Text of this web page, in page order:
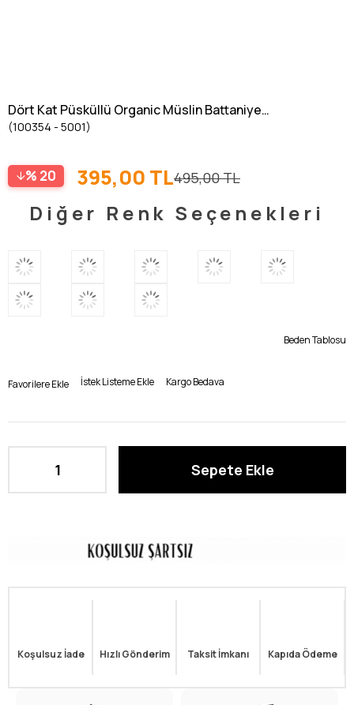
Dört Kat Püsküllü Organic Müslin Battaniye
80X120 Cm Ekru
(100354 - 5001)
20 495,00 TL
395,00 TL
Diğer Renk Seçenekleri
Beden Tablosu
Favorilere Ekle İstek Listeme Ekle Kargo Bedava
Koşulsuz İade Hızlı Gönderim Taksit İmkanı Kapıda Ödeme